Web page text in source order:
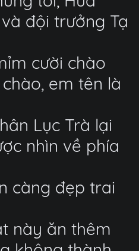
đội trưởng Tạ
cười chào
em tên là
Lục Trà lại
nhìn về phía
càng đẹp trai
này ăn thêm